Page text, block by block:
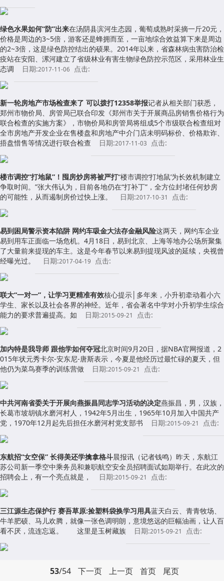
绿色水果如何“防”出来在汤阴县滨河生态园，葡萄成熟时采摘一斤20元，
价格是周边的3~5倍，游客还是蜂拥而至，一亩地综合效益算下来是周边
的2~3倍，这是绿色防控结出的硕果。2014年以来，省森林病虫害防治检
疫站在安阳、漯河建立了省级林业有害生物绿色防控示范区，采用林业生
态调
日期:2017-11-06 点击:
新一轮房地产市场检查来了 可以拨打12358举报记者从相关部门获悉，
郑州市物价局、房管局已联合印发《郑州市关于开展商品房销售价格行为
联合检查的实施方案》，市物价局和房管局将组成5个市级联合检查组对
全市房地产开发企业在售楼盘和房地产中介门店未明码标价、价格欺诈、
捂盘惜售等情况进行联合检查
日期:2017-11-03 点击:
楼市调控“打地鼠”！囤房炒房将被严打“楼市调控‘打地鼠’为长效机制建立
争取时间。”张大伟认为，目前各地仍在“打补丁”，全方位封堵任何炒房
的可能性，从而遏制房价过快上涨。
日期:2017-10-31 点击:
易到困局警示资本陷阱 网约车吸金大法存金融风险这两天，网约车企业
易到用车正面临一场危机。4月18日，易到北京、上海等地办公场所聚集
了大量前来提现的车主。这是今年春节以来易到提现风波的延续，央视曾
经曝光过。
日期:2017-04-19 点击:
联大“一对一”，让学习更精准有效核心提示│多年来，小升初牵动着小六
学生、家长以及社会各界的神经。近年，省会著名中学对小升初学生综合
能力的要求普遍提高。如
日期:2015-09-21 点击:
加内特是我导师 跟他学如何夺冠北京时间9月20日，据NBA官网报道，2
015年状元秀卡尔-安东尼-唐斯表示，今夏是他经历过最忙碌的夏天，但
他仍为菜鸟赛季的训练营做
日期:2015-09-21 点击:
中共河南省委关于开展向燕振昌同志学习活动的决定燕振昌，男，汉族，
长葛市坡胡镇水磨河村人，1942年5月出生，1965年10月加入中国共产
党，1970年12月起先后担任水磨河村党支部书
日期:2015-09-21 点击:
东航招“女空保” 长得美还学擒拿格斗晨报讯（记者钱鸣）昨天，东航江
苏公司新一季空中乘务员和兼职航空安全员招聘面试如期举行。在此次的
招聘会上，有一个亮点就是，
日期:2015-09-21 点击:
三江源生态保护行 赛吾草原:捡塑料袋换学习用具蓝天白云、青青牧场、
牛羊肥硕、马儿欢腾，就像一张色调明朗，意境悠远的巨幅油画，让人百
看不厌，流连忘返。 这里是玉树藏族
日期:2015-09-21 点击:
53/54 下一页 上一页 首页 尾页